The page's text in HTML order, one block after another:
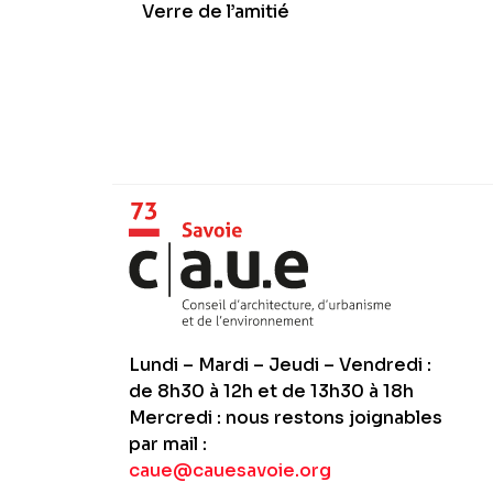
Verre de l’amitié
Lundi – Mardi – Jeudi – Vendredi :
de 8h30 à 12h et de 13h30 à 18h
Mercredi : nous restons joignables
par mail :
caue@cauesavoie.org